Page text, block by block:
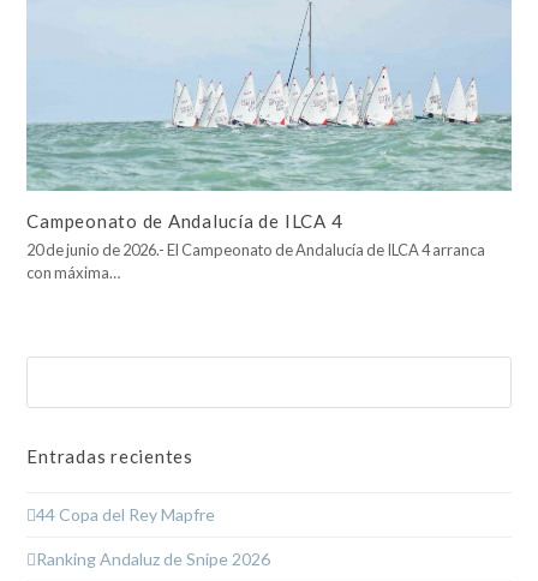
Campeonato de Andalucía de ILCA 4
20 de junio de 2026.- El Campeonato de Andalucía de ILCA 4 arranca
con máxima…
Entradas recientes
44 Copa del Rey Mapfre
Ranking Andaluz de Snipe 2026